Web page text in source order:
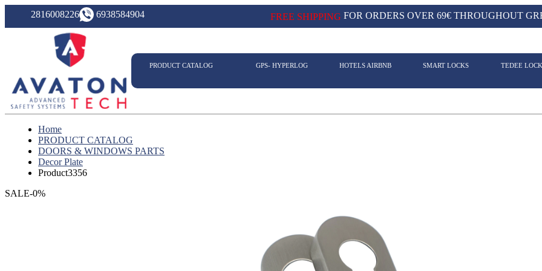
2816008226 6938584904 FREE SHIPPING FOR ORDERS OVER 69€ THROUGHOUT
PRODUCT CATALOG GPS- HYPERLOG HOTELS AIRBNB SMART LOCKS TEDEE LOCK
Home
PRODUCT CATALOG
DOORS & WINDOWS PARTS
Decor Plate
Product3356
SALE-0%